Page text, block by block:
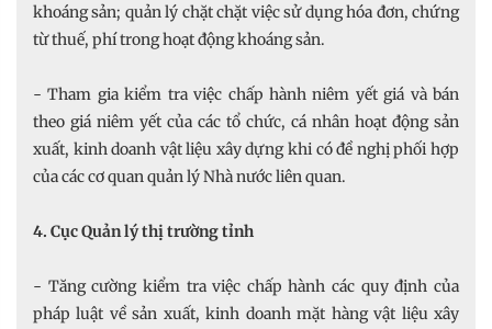
khoáng sản; quản lý chặt chặt việc sử dụng hóa đơn, chứng
từ thuế, phí trong hoạt động khoáng sản.
- Tham gia kiểm tra việc chấp hành niêm yết giá và bán
theo giá niêm yết của các tổ chức, cá nhân hoạt động sản
xuất, kinh doanh vật liệu xây dựng khi có đề nghị phối hợp
của các cơ quan quản lý Nhà nước liên quan.
4. Cục Quản lý thị trường tỉnh
- Tăng cường kiểm tra việc chấp hành các quy định của
pháp luật về sản xuất, kinh doanh mặt hàng vật liệu xây